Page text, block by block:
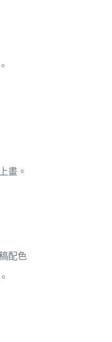
畫。
配色